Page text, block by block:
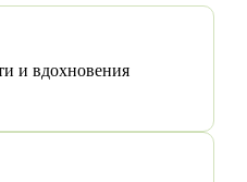
и вдохновения